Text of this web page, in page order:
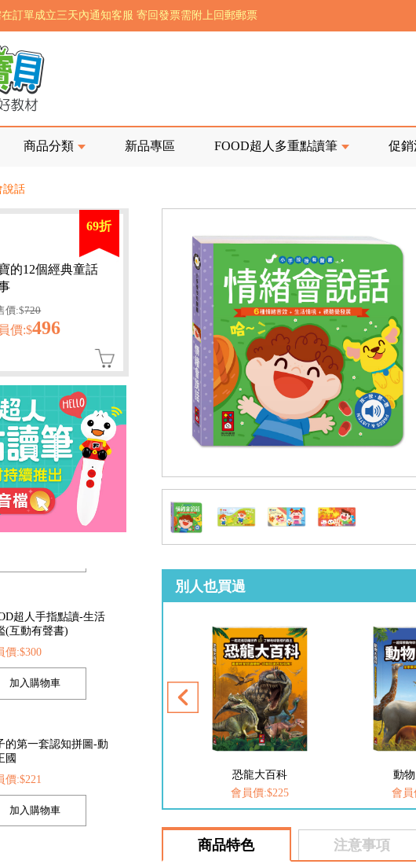
招募中~
看『海外購物流程說明』
暨FOOD超人企業總部」目前正興建中!
現財富自由!
訂單成立三天內通知客服 寄回發票需附上回郵郵票
商品分類 新品專區 FOOD超人多重點讀筆 促銷
說話
69折
的12個經典童話
價:$720
價:$496
價:$300
價:$221
別人也買過
會員價:$225
動物大百科
會員價:$225
愛思考的
會員
商品特色 注意事項